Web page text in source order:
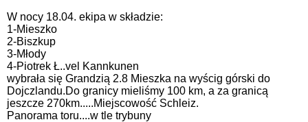
W nocy 18.04. ekipa w składzie:
1-Mieszko
2-Biszkup
3-Młody
4-Piotrek Ł..vel Kannkunen
wybrała się Grandzią 2.8 Mieszka na wyścig górski do
Dojczlandu.Do granicy mieliśmy 100 km, a za granicą
jeszcze 270km.....Miejscowość Schleiz.
Panorama toru....w tle trybuny